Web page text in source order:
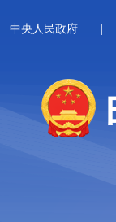
中央人民政府